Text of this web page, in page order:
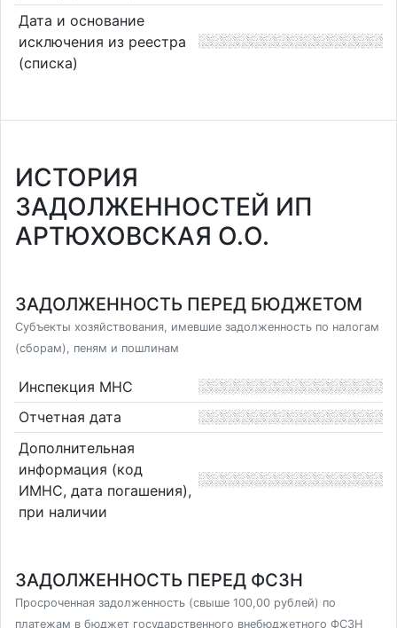
Дата и основание
исключения из реестра
(списка)
ИСТОРИЯ
ЗАДОЛЖЕННОСТЕЙ ИП
АРТЮХОВСКАЯ О.О.
ЗАДОЛЖЕННОСТЬ ПЕРЕД БЮДЖЕТОМ
Субъекты хозяйствования, имевшие задолженность по налогам
(сборам), пеням и пошлинам
Инспекция МНС
Отчетная дата
Дополнительная
информация (код
ИМНС, дата погашения),
при наличии
ЗАДОЛЖЕННОСТЬ ПЕРЕД ФСЗН
Просроченная задолженность (свыше 100,00 рублей) по
платежам в бюджет государственного внебюджетного ФСЗН